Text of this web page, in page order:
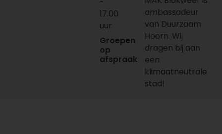
17.00
uur
Groepen
op
afspraak
ambassadeur
van Duurzaam
Hoorn. Wij
dragen bij aan
een
klimaatneutrale
stad!